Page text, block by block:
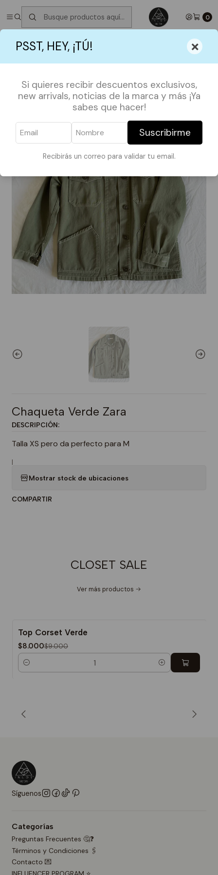
PSST, HEY, ¡TÚ! ×
Si quieres recibir descuentos exclusivos,
new arrivals, noticias de la marca y más ¡Ya
sabes que hacer!
Suscribirme
Recibirás un correo para validar tu email.
0
✮ ⋆ ˚｡𖦹 ⋆｡°✩Próximos Despachos martes 11 de Agosto
⋆｡°✩
CLOSET SALE
Chaqueta Verde Zara
DESCRIPCIÓN:
Talla XS pero da perfecto para M
|
Mostrar stock de ubicaciones
COMPARTIR
CLOSET SALE
Ver más productos
-11%
Top Corset Verde
$8.000$9.000
Cantidad
Síguenos
Categorías
Preguntas Frecuentes 🤔❓
Términos y Condiciones 🖇️
Contacto 💌